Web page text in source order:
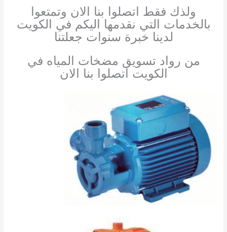
ولذك فقط اتصلوا بنا الان وتمتعوا
بالخدمات التي نقدمها اليكم في الكويت
لدينا خبرة سنوات جعلتنا
من رواد تسويق مضخات المياه في
الكويت اتصلوا بنا الان